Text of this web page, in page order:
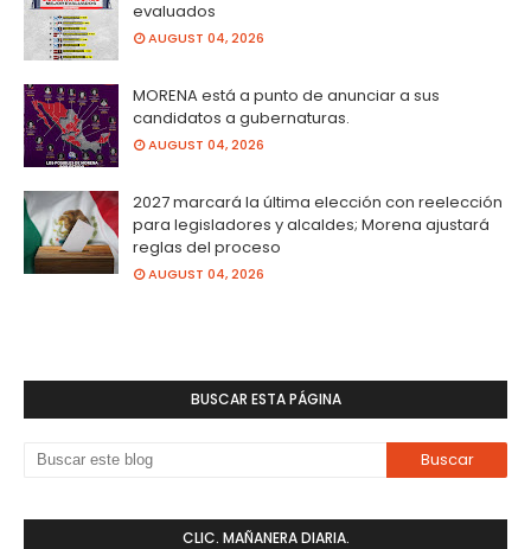
evaluados
AUGUST 04, 2026
MORENA está a punto de anunciar a sus
candidatos a gubernaturas.
AUGUST 04, 2026
2027 marcará la última elección con reelección
para legisladores y alcaldes; Morena ajustará
reglas del proceso
AUGUST 04, 2026
BUSCAR ESTA PÁGINA
CLIC. MAÑANERA DIARIA.